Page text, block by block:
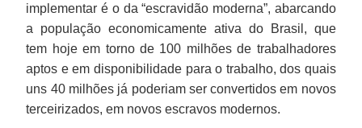
implementar é o da “escravidão moderna”, abarcando
a população economicamente ativa do Brasil, que
tem hoje em torno de 100 milhões de trabalhadores
aptos e em disponibilidade para o trabalho, dos quais
uns 40 milhões já poderiam ser convertidos em novos
terceirizados, em novos escravos modernos.